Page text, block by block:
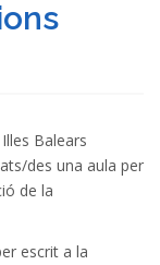
Balears
des una aula per
de la
escrit a la